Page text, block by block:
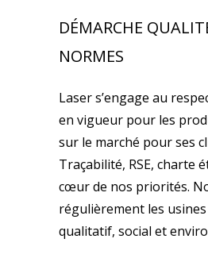
DÉMARCHE
NORMES
Laser s’engage au
en vigueur pour les
sur le marché pour ses
Traçabilité, RSE, charte
cœur de nos priorités.
régulièrement les
qualitatif, social et